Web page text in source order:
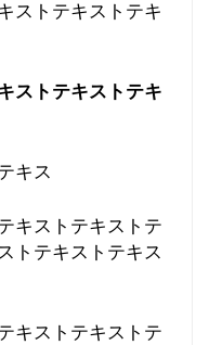
ストテキストテキ
ストテキストテキ
キス
キストテキストテ
トテキストテキス
キストテキストテ